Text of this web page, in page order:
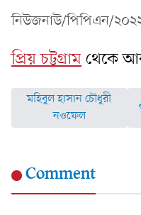
নিউজনাউ/পিপিএন/
প্রিয় চট্টগ্রামথেকে
মহিবুল হাসান চৌধুরী
নওফেল
Comment